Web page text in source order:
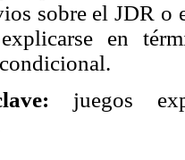
sobre el JDR o
en
juegos